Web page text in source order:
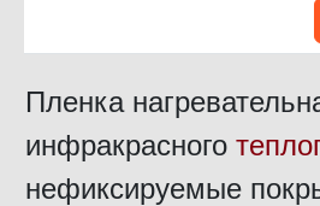
Пленка
инфракрасного
нефиксируемые